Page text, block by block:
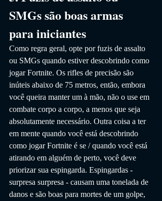
SMGs são boas armas
para iniciantes
Como regra geral, opte por fuzis de assalto
ou SMGs quando estiver descobrindo como
jogar Fortnite. Os rifles de precisão são
inúteis abaixo de 75 metros, então, embora
você queira manter um à mão, não o use em
combate corpo a corpo, a menos que seja
absolutamente necessário. Outra coisa a ter
em mente quando você está descobrindo
como jogar Fortnite é se / quando você está
atirando em alguém de perto, você deve
priorizar sua espingarda. Espingardas -
surpresa surpresa - causam uma tonelada de
danos e são boas para mortes de um golpe,